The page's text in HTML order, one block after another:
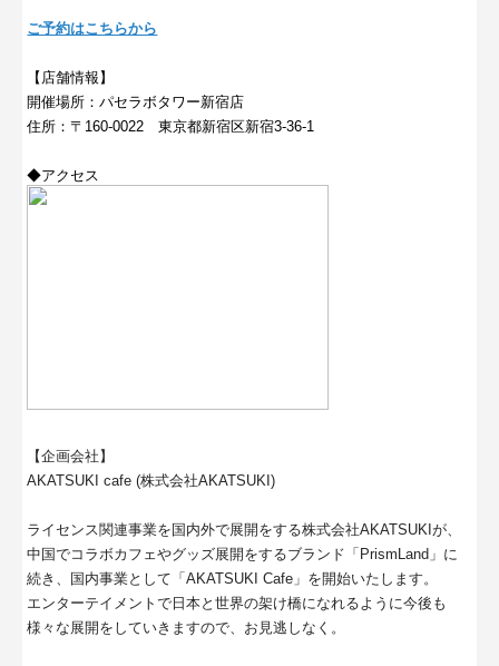
ご予約はこちらから
【店舗情報】
開催場所：パセラボタワー新宿店
住所：〒160-0022 東京都新宿区新宿3-36-1
◆アクセス
【企画会社】
AKATSUKI cafe (株式会社AKATSUKI)
ライセンス関連事業を国内外で展開をする株式会社AKATSUKIが、
中国でコラボカフェやグッズ展開をするブランド「PrismLand」に
続き、国内事業として「AKATSUKI Cafe」を開始いたします。
エンターテイメントで日本と世界の架け橋になれるように今後も
様々な展開をしていきますので、お見逃しなく。